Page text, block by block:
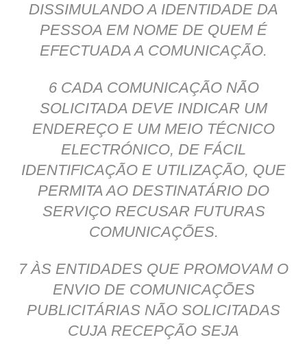
DISSIMULANDO A IDENTIDADE DA
PESSOA EM NOME DE QUEM É
EFECTUADA A COMUNICAÇÃO.
6 CADA COMUNICAÇÃO NÃO
SOLICITADA DEVE INDICAR UM
ENDEREÇO E UM MEIO TÉCNICO
ELECTRÓNICO, DE FÁCIL
IDENTIFICAÇÃO E UTILIZAÇÃO, QUE
PERMITA AO DESTINATÁRIO DO
SERVIÇO RECUSAR FUTURAS
COMUNICAÇÕES.
7 ÀS ENTIDADES QUE PROMOVAM O
ENVIO DE COMUNICAÇÕES
PUBLICITÁRIAS NÃO SOLICITADAS
CUJA RECEPÇÃO SEJA